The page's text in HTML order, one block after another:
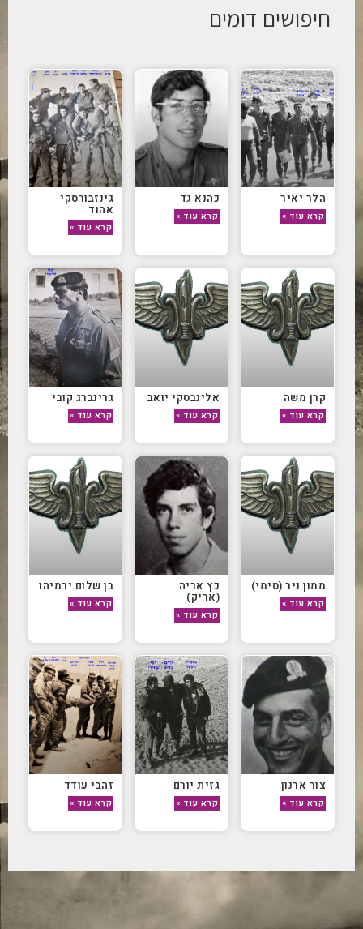
חיפושים דומים
הלר יאיר
קרא עוד »
כהנא גד
קרא עוד »
גינזבורסקי
אהוד
קרא עוד »
קרן משה
קרא עוד »
אלינבסקי יואב
קרא עוד »
גרינברג קובי
קרא עוד »
ממון ניר (סימי)
קרא עוד »
כץ אריה
(אריק)
קרא עוד »
בן שלום ירמיהו
קרא עוד »
צור ארנון
קרא עוד »
גזית יורם
קרא עוד »
זהבי עודד
קרא עוד »